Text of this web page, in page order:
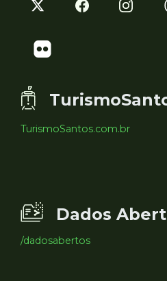
TurismoSantos.com.br
Dados
/dadosabertos